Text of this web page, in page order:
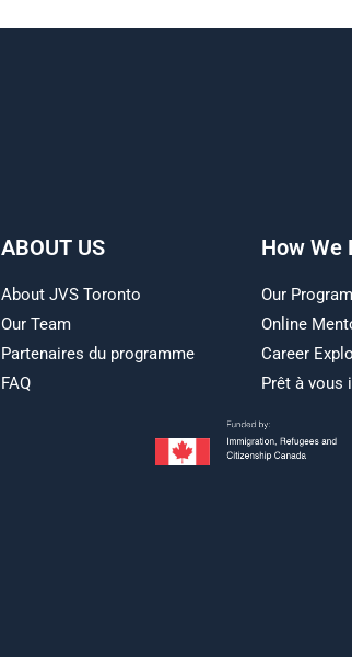
ABOUT US
About JVS Toronto
Our Team
Partenaires du programme
FAQ
How We
Our Program
Online
Career
Prêt à vous